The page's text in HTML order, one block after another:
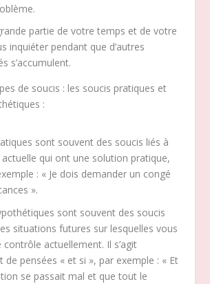
partie de votre temps et de votre
inquiéter pendant que d’autres
s’accumulent.
de soucis : les soucis pratiques et
:
sont souvent des soucis liés à
qui ont une solution pratique,
: « Je dois demander un congé
».
sont souvent des soucis
situations futures sur lesquelles vous
contrôle actuellement. Il s’agit
de pensées « et si », par exemple : « Et
se passait mal et que tout le